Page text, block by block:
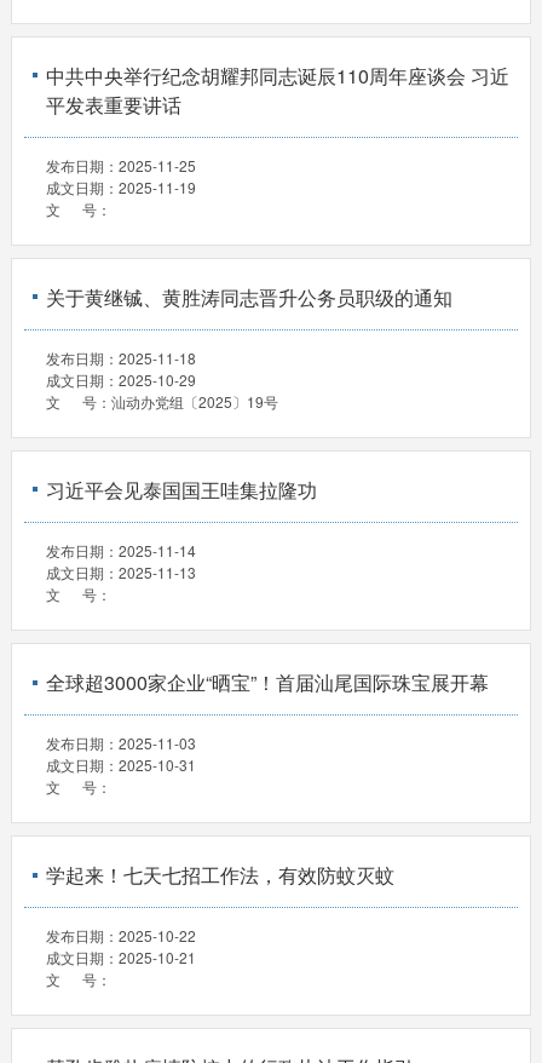
中共中央举行纪念胡耀邦同志诞辰110周年座谈会 习近
平发表重要讲话
发布日期： 2025-11-25
成文日期： 2025-11-19
文 号：
关于黄继铖、黄胜涛同志晋升公务员职级的通知
发布日期： 2025-11-18
成文日期： 2025-10-29
文 号： 汕动办党组〔2025〕19号
习近平会见泰国国王哇集拉隆功
发布日期： 2025-11-14
成文日期： 2025-11-13
文 号：
全球超3000家企业“晒宝”！首届汕尾国际珠宝展开幕
发布日期： 2025-11-03
成文日期： 2025-10-31
文 号：
学起来！七天七招工作法，有效防蚊灭蚊
发布日期： 2025-10-22
成文日期： 2025-10-21
文 号：